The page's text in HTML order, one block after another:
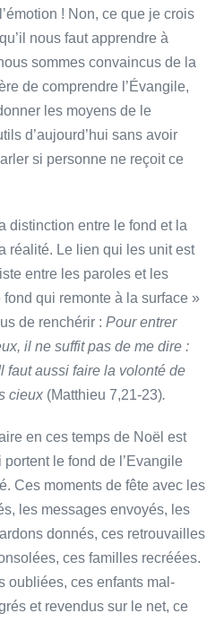
! Non, ce que je crois
nous faut apprendre à
sommes convaincus de la
de comprendre l’Évangile,
les moyens de le
d’aujourd’hui sans avoir
si personne ne reçoit ce
distinction entre le fond et la
réalité. Le lien qui les unit est
entre les paroles et les
fond qui remonte à la surface »
de renchérir : Pour entrer
il ne suffit pas de me dire :
faut aussi faire la volonté de
cieux (Matthieu 7,21-23).
en ces temps de Noël est
le fond de l’Evangile
Ces moments de fête avec les
les messages envoyés, les
donnés, ces retrouvailles
ces familles recréées.
oubliées, ces enfants mal-
et revendus sur le net, ce